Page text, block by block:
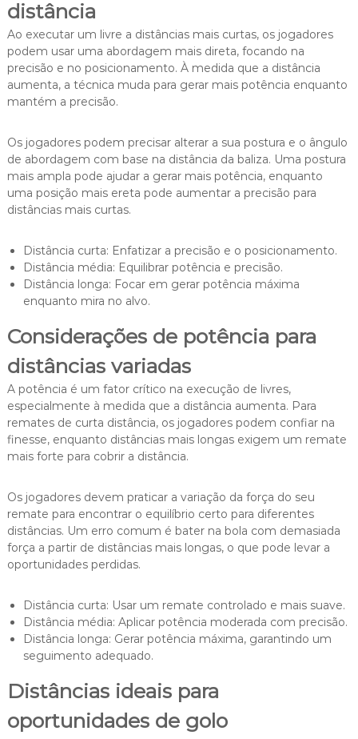
distância
Ao executar um livre a distâncias mais curtas, os jogadores
podem usar uma abordagem mais direta, focando na
precisão e no posicionamento. À medida que a distância
aumenta, a técnica muda para gerar mais potência enquanto
mantém a precisão.
Os jogadores podem precisar alterar a sua postura e o ângulo
de abordagem com base na distância da baliza. Uma postura
mais ampla pode ajudar a gerar mais potência, enquanto
uma posição mais ereta pode aumentar a precisão para
distâncias mais curtas.
Distância curta: Enfatizar a precisão e o posicionamento.
Distância média: Equilibrar potência e precisão.
Distância longa: Focar em gerar potência máxima
enquanto mira no alvo.
Considerações de potência para
distâncias variadas
A potência é um fator crítico na execução de livres,
especialmente à medida que a distância aumenta. Para
remates de curta distância, os jogadores podem confiar na
finesse, enquanto distâncias mais longas exigem um remate
mais forte para cobrir a distância.
Os jogadores devem praticar a variação da força do seu
remate para encontrar o equilíbrio certo para diferentes
distâncias. Um erro comum é bater na bola com demasiada
força a partir de distâncias mais longas, o que pode levar a
oportunidades perdidas.
Distância curta: Usar um remate controlado e mais suave.
Distância média: Aplicar potência moderada com precisão.
Distância longa: Gerar potência máxima, garantindo um
seguimento adequado.
Distâncias ideais para
oportunidades de golo